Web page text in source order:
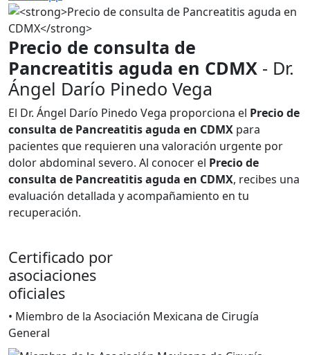
Precio de consulta de
Pancreatitis aguda en CDMX - Dr.
Ángel Darío Pinedo Vega
El Dr. Ángel Darío Pinedo Vega proporciona el Precio de
consulta de Pancreatitis aguda en CDMX para
pacientes que requieren una valoración urgente por
dolor abdominal severo. Al conocer el Precio de
consulta de Pancreatitis aguda en CDMX, recibes una
evaluación detallada y acompañamiento en tu
recuperación.
Certificado por
asociaciones
oficiales
• Miembro de la Asociación Mexicana de Cirugía
General